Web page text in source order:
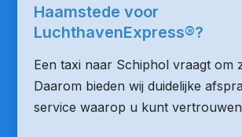
Haamstede voor
LuchthavenExpress®?
Een taxi naar Schiphol vraagt om
Daarom bieden wij duidelijke
service waarop u kunt